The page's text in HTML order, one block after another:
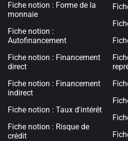
Fiche notion : Forme de la
monnaie
Fiche notion :
Autofinancement
Fiche notion : Financement
direct
Fiche notion : Financement
indirect
Fiche notion : Taux d'intérêt
Fiche notion : Risque de
crédit